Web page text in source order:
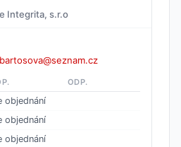
Integrita, s.r.o
ODP.
objednání
objednání
objednání